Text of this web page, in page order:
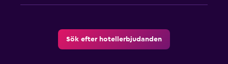
Sök efter hotellerbjudanden